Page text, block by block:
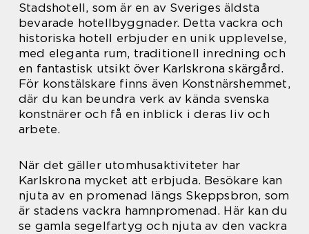
Stadshotell, som är en av Sveriges äldsta
bevarade hotellbyggnader. Detta vackra och
historiska hotell erbjuder en unik upplevelse,
med eleganta rum, traditionell inredning och
en fantastisk utsikt över Karlskrona skärgård.
För konstälskare finns även Konstnärshemmet,
där du kan beundra verk av kända svenska
konstnärer och få en inblick i deras liv och
arbete.
När det gäller utomhusaktiviteter har
Karlskrona mycket att erbjuda. Besökare kan
njuta av en promenad längs Skeppsbron, som
är stadens vackra hamnpromenad. Här kan du
se gamla segelfartyg och njuta av den vackra